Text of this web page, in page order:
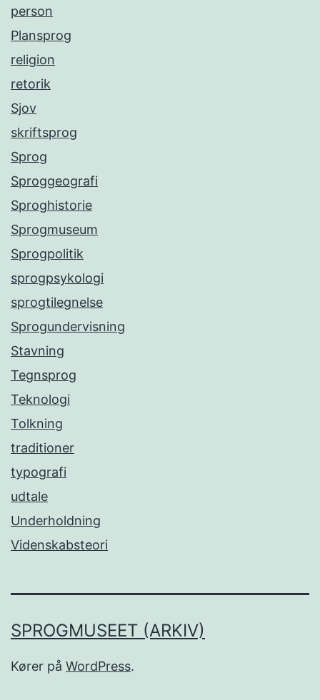
person
Plansprog
religion
retorik
Sjov
skriftsprog
Sprog
Sproggeografi
Sproghistorie
Sprogmuseum
Sprogpolitik
sprogpsykologi
sprogtilegnelse
Sprogundervisning
Stavning
Tegnsprog
Teknologi
Tolkning
traditioner
typografi
udtale
Underholdning
Videnskabsteori
SPROGMUSEET (ARKIV)
Kører på WordPress.